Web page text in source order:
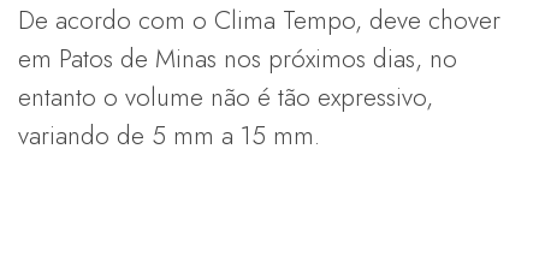
De acordo com o Clima Tempo, deve chover
em Patos de Minas nos próximos dias, no
entanto o volume não é tão expressivo,
variando de 5 mm a 15 mm.